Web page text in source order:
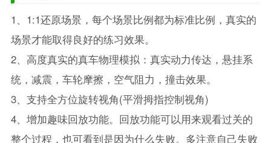
1、1:1还原场景，每个场景比例都为标准比例，真实的
场景才能取得良好的练习效果。
2、高度真实的真车物理模拟：真实动力传达，悬挂系
统，减震，车轮摩擦，空气阻力，撞击效果。
3、支持全方位旋转视角(平滑拇指控制视角)
4、增加趣味回放功能。回放功能可以用来观看过关的
整个过程，也可看到是因为什么失败。多注意自己失败